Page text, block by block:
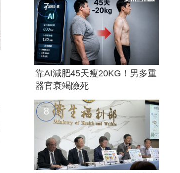
靠AI減肥45天瘦20KG！男多重
器官衰竭險死